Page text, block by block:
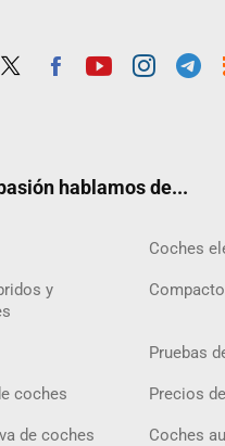
hablamos de...
Coches
y
Pruebas
coches Precios
de coches Coches